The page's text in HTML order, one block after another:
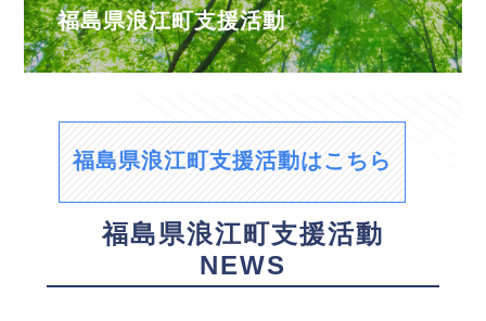
福島県浪江町支援活動
福島県浪江町支援活動はこちら
福島県浪江町支援活動
NEWS